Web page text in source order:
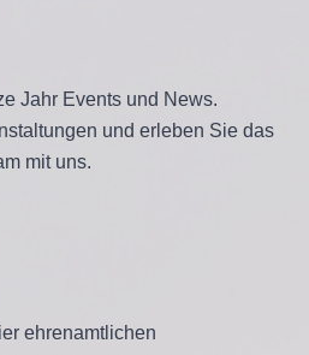
Jahr Events und News.
und erleben Sie das
mit uns.
ehrenamtlichen